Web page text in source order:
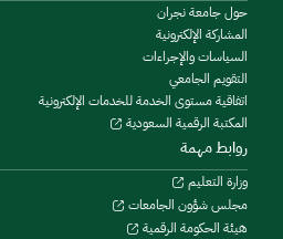
حول جامعة نجران
المشاركة الإلكترونية
السياسات والإجراءات
التقويم الجامعي
اتفاقية مستوى الخدمة للخدمات الإلكترونية
المكتبة الرقمية السعودية
روابط مهمة
وزارة التعليم
مجلس شؤون الجامعات
هيئة الحكومة الرقمية